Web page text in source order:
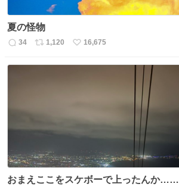
夏の怪物
返
34
リ
1,120
い
16,675
おまえここをスケボーで上ったんか……